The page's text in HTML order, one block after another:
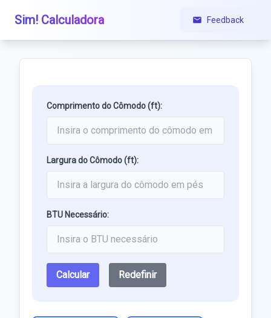
Sim! Calculadora Feedback
Comprimento do Cômodo (ft):
Largura do Cômodo (ft):
BTU Necessário:
Calcular Redefinir